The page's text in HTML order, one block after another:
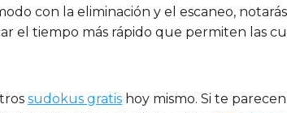
con la eliminación y el escaneo,
el tiempo más rápido que permiten las
sudokus gratis hoy mismo. Si te